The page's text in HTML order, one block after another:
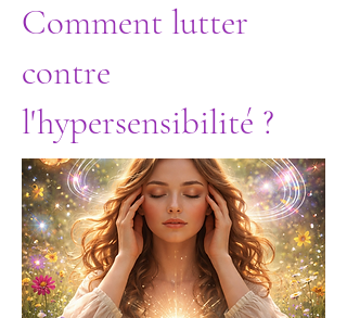
Comment lutter
contre
l'hypersensibilité ?